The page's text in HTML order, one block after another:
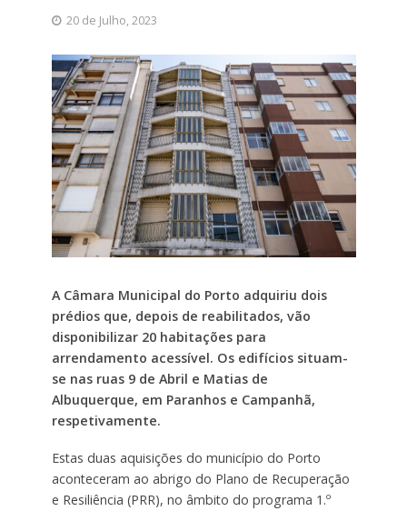
20 de Julho, 2023
A Câmara Municipal do Porto adquiriu dois
prédios que, depois de reabilitados, vão
disponibilizar 20 habitações para
arrendamento acessível. Os edifícios situam-
se nas ruas 9 de Abril e Matias de
Albuquerque, em Paranhos e Campanhã,
respetivamente.
Estas duas aquisições do município do Porto
aconteceram ao abrigo do Plano de Recuperação
e Resiliência (PRR), no âmbito do programa 1.º